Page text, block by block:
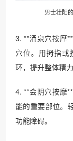
男士壮阳
3. **涌泉穴按摩
穴位。用拇指或
环，提升整体精力
4. **会阴穴按摩
能的重要部位。
功能障碍。